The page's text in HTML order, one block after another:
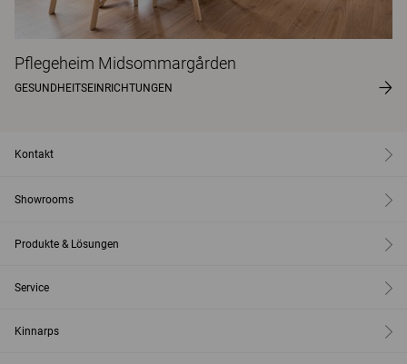
Pflegeheim Midsommargården
GESUNDHEITSEINRICHTUNGEN
Kontakt
Showrooms
Produkte & Lösungen
Service
Kinnarps